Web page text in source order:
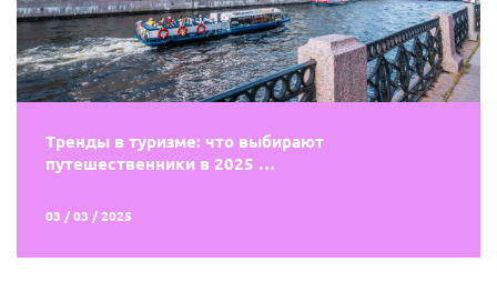
Тренды в туризме: что выбирают
путешественники в 2025 …
03 / 03 / 2025